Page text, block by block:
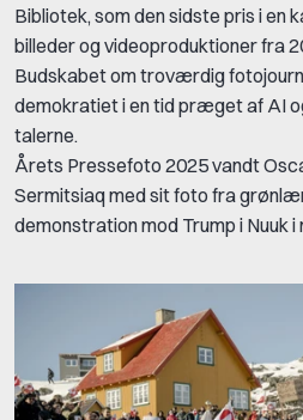
Bibliotek, som den sidste pris i en
billeder og videoproduktioner fra
Budskabet om troværdig
demokratiet i en tid præget af AI
talerne.
Årets Pressefoto 2025 vandt
Sermitsiaq med sit foto fra
demonstration mod Trump i Nuuk i